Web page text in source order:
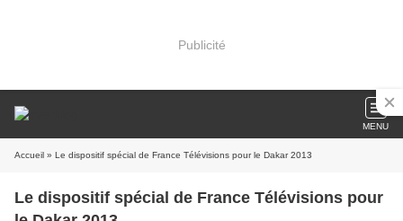
Publicité
MENU
Accueil » Le dispositif spécial de France Télévisions pour le Dakar 2013
Le dispositif spécial de France Télévisions pour